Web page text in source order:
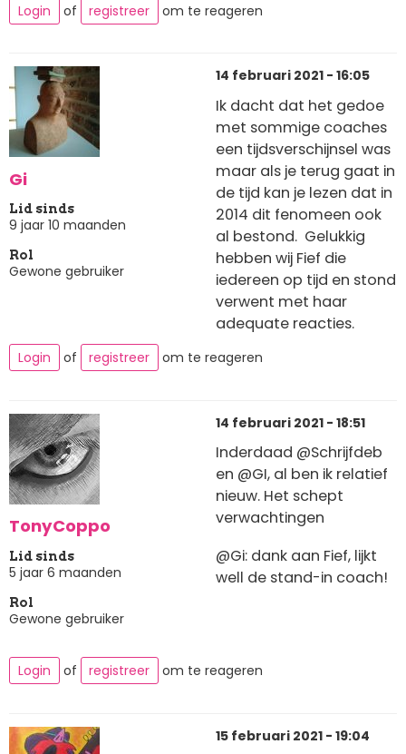
Login of registreer om te reageren
Gi
Lid sinds
9 jaar 10 maanden
Rol
Gewone gebruiker
14 februari 2021 - 16:05
Ik dacht dat het gedoe
met sommige coaches
een tijdsverschijnsel was
maar als je terug gaat in
de tijd kan je lezen dat in
2014 dit fenomeen ook
al bestond. Gelukkig
hebben wij Fief die
iedereen op tijd en stond
verwent met haar
adequate reacties.
Login of registreer om te reageren
TonyCoppo
Lid sinds
5 jaar 6 maanden
Rol
Gewone gebruiker
14 februari 2021 - 18:51
Inderdaad @Schrijfdeb
en @GI, al ben ik relatief
nieuw. Het schept
verwachtingen
@Gi: dank aan Fief, lijkt
well de stand-in coach!
Login of registreer om te reageren
15 februari 2021 - 19:04